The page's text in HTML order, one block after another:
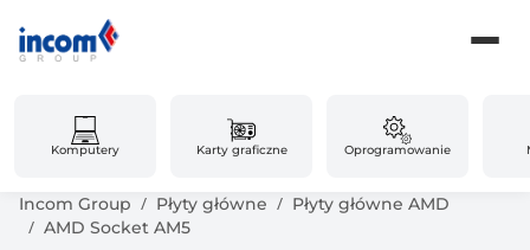
Komputery Karty graficzne Oprogramowanie
Incom Group Płyty główne
Płyty główne AMD
AMD Socket AM5